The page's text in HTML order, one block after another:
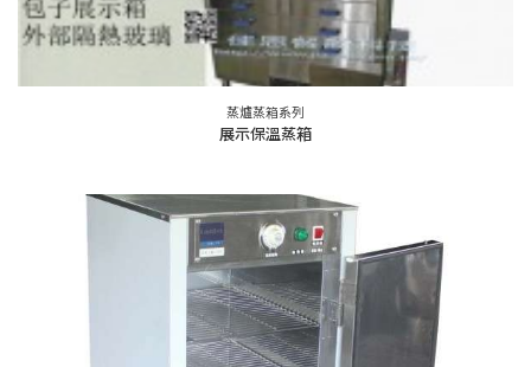
蒸爐蒸箱系列
展示保溫蒸箱